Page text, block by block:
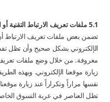
5.1 ملفات تعريف الارتباط التقنية أو الوظيفية
تضمن بعض ملفات تعريف الارتباط
الإلكتروني بشكل صحيح وأن تظل
معروفة. من خلال وضع ملفات تعريف
زيارة موقعنا الإلكتروني. وبهذه
نفسها مراراً وتكراراً عند زيارة
تظل العناصر في عربة التسوق